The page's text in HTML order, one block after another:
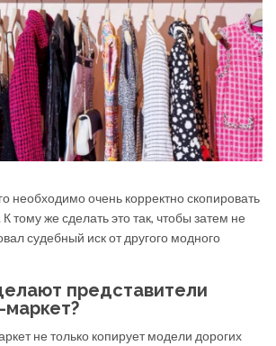
необходимо очень корректно скопировать
тому же сделать это так, чтобы затем не
судебный иск от другого модного
представители
не только копирует модели дорогих